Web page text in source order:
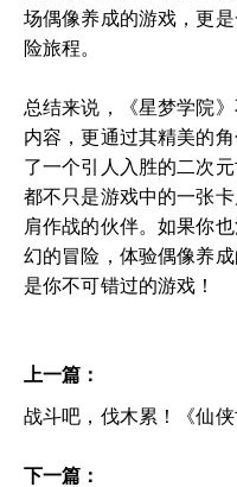
场偶像养成的游戏，更
险旅程。
总结来说，《星梦学院
内容，更通过其精美的
了一个引人入胜的二次
都不只是游戏中的一张
肩作战的伙伴。如果你
幻的冒险，体验偶像养
是你不可错过的游戏！
上一篇：
战斗吧，伐木累！《仙
下一篇：